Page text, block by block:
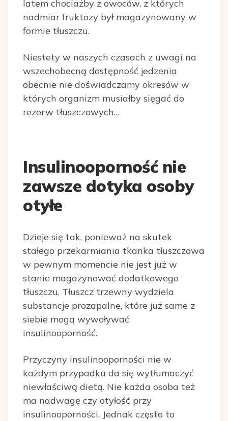
latem chociażby z owoców, z których
nadmiar fruktozy był magazynowany w
formie tłuszczu.
Niestety w naszych czasach z uwagi na
wszechobecną dostępność jedzenia
obecnie nie doświadczamy okresów w
których organizm musiałby sięgać do
rezerw tłuszczowych…
Insulinooporność nie
zawsze dotyka osoby
otyłe
Dzieje się tak, ponieważ na skutek
stałego przekarmiania tkanka tłuszczowa
w pewnym momencie nie jest już w
stanie magazynować dodatkowego
tłuszczu. Tłuszcz trzewny wydziela
substancje prozapalne, które już same z
siebie mogą wywoływać
insulinooporność.
Przyczyny insulinooporności nie w
każdym przypadku da się wytłumaczyć
niewłaściwą dietą. Nie każda osoba też
ma nadwagę czy otyłość przy
insulinooporności. Jednak często to